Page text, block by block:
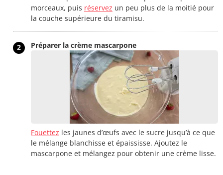
morceaux, puis réservez un peu plus de la moitié pour
la couche supérieure du tiramisu.
2 Préparer la crème mascarpone
Fouettez les jaunes d’œufs avec le sucre jusqu’à ce que
le mélange blanchisse et épaississe. Ajoutez le
mascarpone et mélangez pour obtenir une crème lisse.